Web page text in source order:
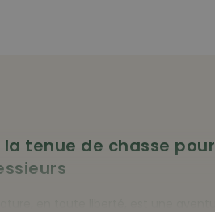
la tenue de chasse pour